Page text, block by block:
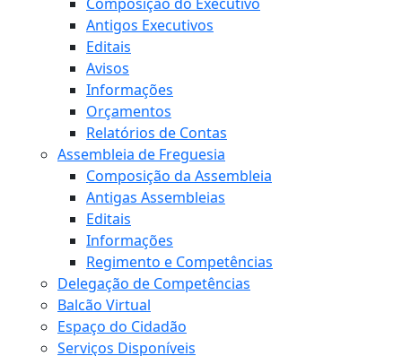
Antigos Executivos
Editais
Avisos
Informações
Orçamentos
Relatórios de Contas
Assembleia de Freguesia
Composição da Assembleia
Antigas Assembleias
Editais
Informações
Regimento e Competências
Delegação de Competências
Balcão Virtual
Espaço do Cidadão
Serviços Disponíveis